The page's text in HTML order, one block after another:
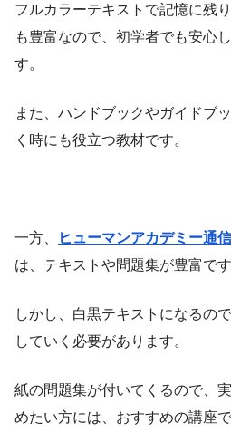
フルカラーテキストで記憶に残
も豊富なので、初学者でも安心
す。
また、ハンドブックやガイドブ
く時にも役立つ教材です。
一方、
ヒューマンアカデミー通
は、テキストや問題集が豊富です
しかし、白黒テキストになるの
していく必要があります。
紙の問題集が付いてくるので、
めたい方には、おすすめの講座で